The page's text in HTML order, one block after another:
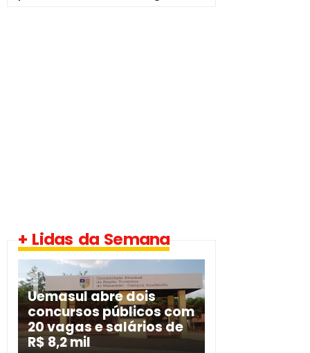
+ Lidas da Semana
Uemasul abre dois
concursos públicos com
20 vagas e salários de
R$ 8,2 mil